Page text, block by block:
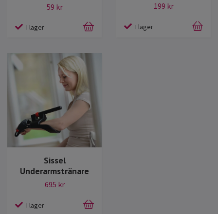
59 kr
I lager
199 kr
I lager
Sissel
Underarmstränare
695 kr
I lager